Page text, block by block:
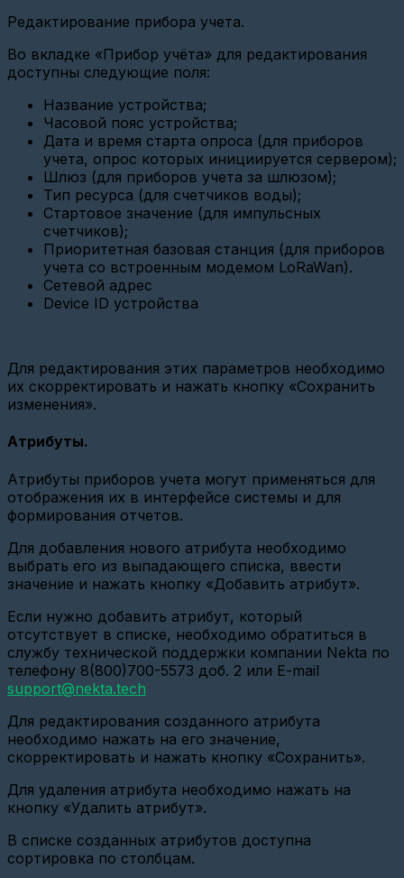
базовой
станции
БС-2.2
на
Nekta.Cloud(SSH)
FAQ
(устройства)
Конфигурация
параметров
Карат
307
Добавление
ВСКМ
iWAN
МТС
Настройка
730
Client
Настройка
шлюза
СИ-13
Настройка
шлюза
NB-
11,12
Настройка
МЭК
Энергомера
СЕ
303
GSM\GPRS
Настройка
USR
IOT
Ethernet
TCP-
Client
Редактирование прибора учета.
Во вкладке «Прибор учёта» для редактирования
доступны следующие поля:
Название устройства;
Часовой пояс устройства;
Дата и время старта опроса (для приборов
учета, опрос которых инициируется сервером);
Шлюз (для приборов учета за шлюзом);
Тип ресурса (для счетчиков воды);
Стартовое значение (для импульсных
счетчиков);
Приоритетная базовая станция (для приборов
учета со встроенным модемом LoRaWan).
Сетевой адрес
Device ID устройства
Для редактирования этих параметров необходимо
их скорректировать и нажать кнопку «Сохранить
изменения».
Атрибуты.
Атрибуты приборов учета могут применяться для
отображения их в интерфейсе системы и для
формирования отчетов.
Для добавления нового атрибута необходимо
выбрать его из выпадающего списка, ввести
значение и нажать кнопку «Добавить атрибут».
Если нужно добавить атрибут, который
отсутствует в списке, необходимо обратиться в
службу технической поддержки компании Nekta по
телефону 8(800)700-5573 доб. 2 или E-mail
support@nekta.tech
Для редактирования созданного атрибута
необходимо нажать на его значение,
скорректировать и нажать кнопку «Сохранить».
Для удаления атрибута необходимо нажать на
кнопку «Удалить атрибут».
В списке созданных атрибутов доступна
сортировка по столбцам.